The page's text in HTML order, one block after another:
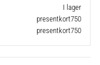
I lager
presentkort750
presentkort750